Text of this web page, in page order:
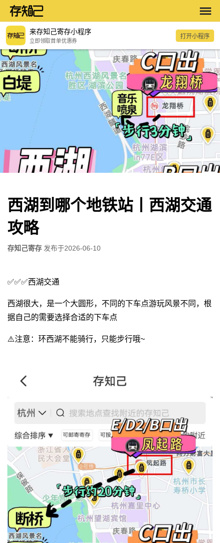
来存知己寄存小程序
立即领取首单优惠券
打开小程序
西湖到哪个地铁站丨西湖交通
攻略
存知己寄存 发布于2026-06-10
✅✅✅西湖交通
西湖很大，是一个大圆形，不同的下车点游玩风景不同，根
据自己的需要选择合适的下车点
⚠️注意：环西湖不能骑行，只能步行哦~